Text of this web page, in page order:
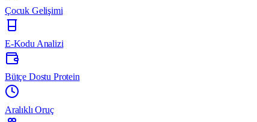
Çocuk Gelişimi
E-Kodu Analizi
Bütçe Dostu Protein
Aralıklı Oruç